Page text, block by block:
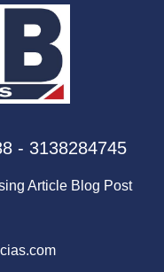
- 3138284745
Article Blog Post